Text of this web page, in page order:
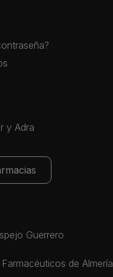
y Adra
Guerrero
de Almería